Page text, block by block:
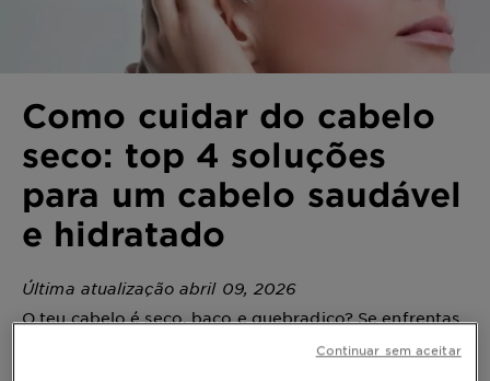
Como cuidar do cabelo
seco: top 4 soluções
para um cabelo saudável
e hidratado
Última atualização abril 09, 2026
O teu cabelo é seco, baço e quebradiço? Se enfrentas
teu cabelo só precisa de mais carinho e atenção.
Continuar sem aceitar